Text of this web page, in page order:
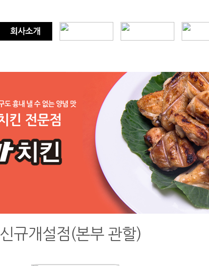
신규개설점(본부 관할)